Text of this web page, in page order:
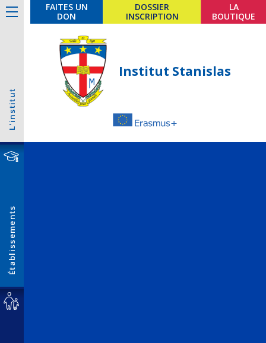
Institut Stanislas
FAITES UN
DON
DOSSIER
INSCRIPTION
LA
BOUTIQUE
L'institut
Établissements